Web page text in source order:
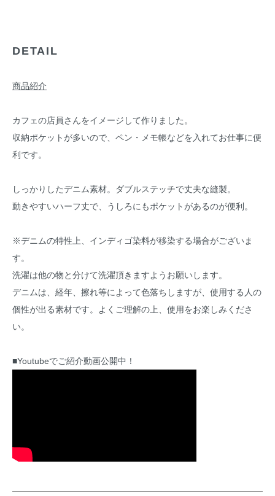
DETAIL
商品紹介
カフェの店員さんをイメージして作りました。
収納ポケットが多いので、ペン・メモ帳などを入れてお仕事に便
利です。
しっかりしたデニム素材。ダブルステッチで丈夫な縫製。
動きやすいハーフ丈で、うしろにもポケットがあるのが便利。
※デニムの特性上、インディゴ染料が移染する場合がございま
す。
洗濯は他の物と分けて洗濯頂きますようお願いします。
デニムは、経年、擦れ等によって色落ちしますが、使用する人の
個性が出る素材です。よくご理解の上、使用をお楽しみくださ
い。
■Youtubeでご紹介動画公開中！